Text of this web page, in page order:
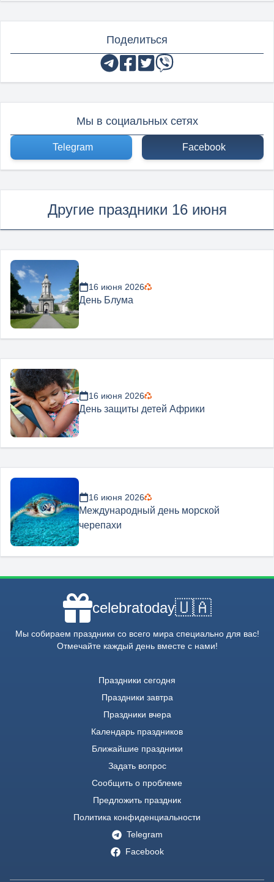
Поделиться
Мы в социальных сетях
Telegram Facebook
Другие праздники 16 июня
16 июня 2026
День Блума
16 июня 2026
День защиты детей Африки
16 июня 2026
Международный день морской
черепахи
celebratoday🇺🇦
Мы собираем праздники со всего мира специально для вас!
Отмечайте каждый день вместе с нами!
Праздники сегодня
Праздники завтра
Праздники вчера
Календарь праздников
Ближайшие праздники
Задать вопрос
Сообщить о проблеме
Предложить праздник
Политика конфиденциальности
Telegram
Facebook